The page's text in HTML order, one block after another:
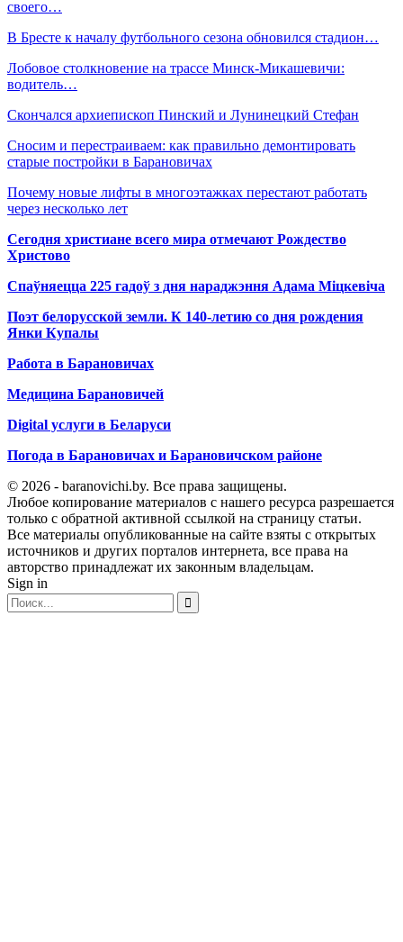
своего…
В Бресте к началу футбольного сезона обновился стадион…
Лобовое столкновение на трассе Минск-Микашевичи:
водитель…
Скончался архиепископ Пинский и Лунинецкий Стефан
Сносим и перестраиваем: как правильно демонтировать
старые постройки в Барановичах
Почему новые лифты в многоэтажках перестают работать
через несколько лет
Сегодня христиане всего мира отмечают Рождество
Христово
Спаўняецца 225 гадоў з дня нараджэння Адама Міцкевіча
Поэт белорусской земли. К 140-летию со дня рождения
Янки Купалы
Работа в Барановичах
Медицина Барановичей
Digital услуги в Беларуси
Погода в Барановичах и Барановичском районе
© 2026 - baranovichi.by. Все права защищены.
Любое копирование материалов с нашего ресурса разрешается
только с обратной активной ссылкой на страницу статьи.
Все материалы опубликованные на сайте взяты с открытых
источников и других порталов интернета, все права на
авторство принадлежат их законным владельцам.
Sign in